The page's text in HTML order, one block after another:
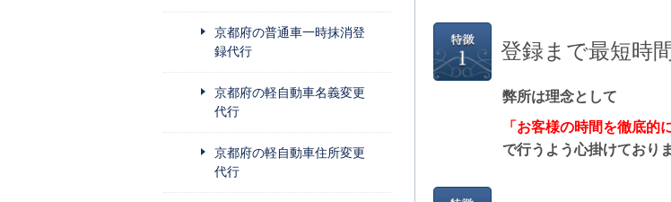
登録まで最短時
弊所は理念として
「お客様の時間を徹底的
で行うよう心掛けておりま
京都府の普通車一時抹消登
録代行
京都府の軽自動車名義変更
代行
京都府の軽自動車住所変更
代行